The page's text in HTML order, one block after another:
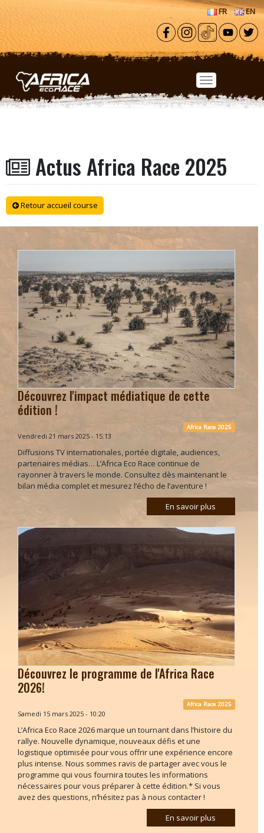
Aller au contenu principal
FR EN
Actus Africa Race 2025
Retour accueil course
Découvrez l'impact médiatique de cette
édition !
Africa Race 2025
Vendredi 21 mars 2025 - 15:13
Diffusions TV internationales, portée digitale, audiences,
partenaires médias… L’Africa Eco Race continue de
rayonner à travers le monde. Consultez dès maintenant le
bilan média complet et mesurez l’écho de l’aventure !
En savoir plus
Découvrez le programme de l'Africa Race
2026!
Africa Race 2025
Samedi 15 mars 2025 - 10:20
L’Africa Eco Race 2026 marque un tournant dans l’histoire du
rallye. Nouvelle dynamique, nouveaux défis et une
logistique optimisée pour vous offrir une expérience encore
plus intense. Nous sommes ravis de partager avec vous le
programme qui vous fournira toutes les informations
nécessaires pour vous préparer à cette édition.* Si vous
avez des questions, n’hésitez pas à nous contacter !
En savoir plus